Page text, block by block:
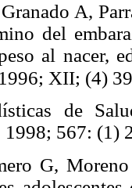
A,
del
al nacer,
XII; (4)
de
567: (1)
G,